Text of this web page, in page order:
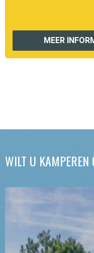
MEER
WILT U KAMPEREN